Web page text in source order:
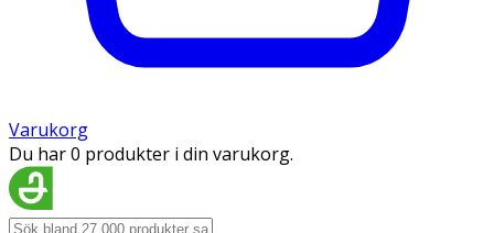
Varukorg
Du har 0 produkter i din varukorg.